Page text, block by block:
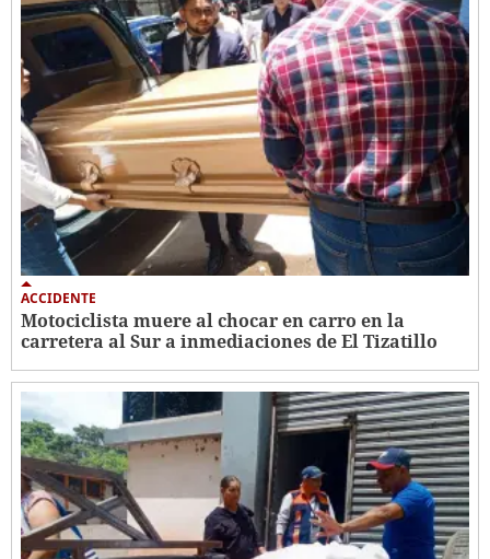
ACCIDENTE
Motociclista muere al chocar en carro en la
carretera al Sur a inmediaciones de El Tizatillo